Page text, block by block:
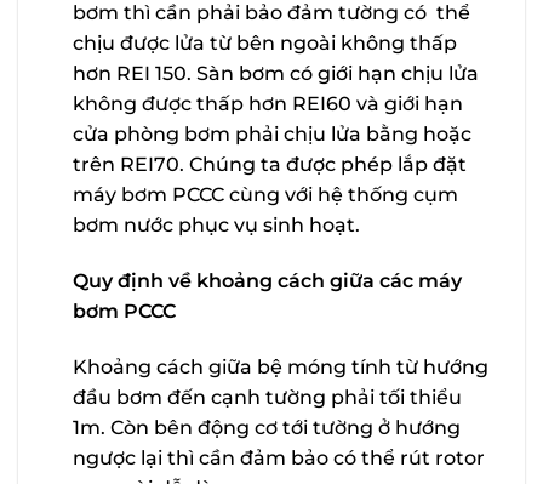
bơm thì cần phải bảo đảm tường có thể
chịu được lửa từ bên ngoài không thấp
hơn REI 150. Sàn bơm có giới hạn chịu lửa
không được thấp hơn REI60 và giới hạn
cửa phòng bơm phải chịu lửa bằng hoặc
trên REI70. Chúng ta được phép lắp đặt
máy bơm PCCC cùng với hệ thống cụm
bơm nước phục vụ sinh hoạt.
Quy định về khoảng cách giữa các máy
bơm PCCC
Khoảng cách giữa bệ móng tính từ hướng
đầu bơm đến cạnh tường phải tối thiểu
1m. Còn bên động cơ tới tường ở hướng
ngược lại thì cần đảm bảo có thể rút rotor